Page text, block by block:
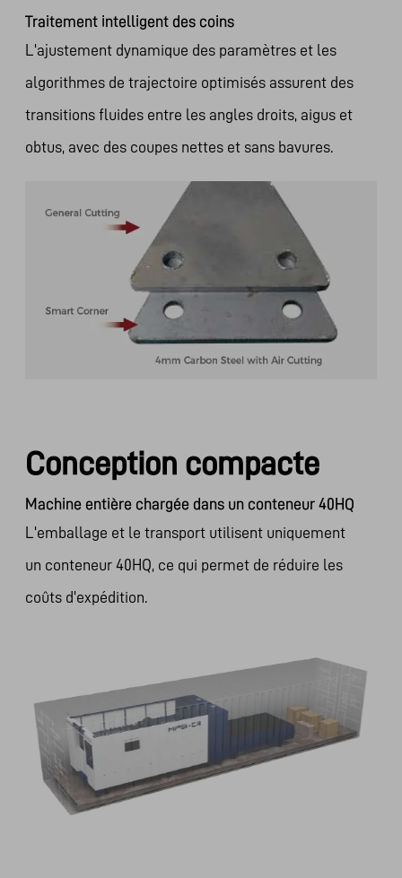
Traitement intelligent des coins
L'ajustement dynamique des paramètres et les
algorithmes de trajectoire optimisés assurent des
transitions fluides entre les angles droits, aigus et
obtus, avec des coupes nettes et sans bavures.
Conception compacte
Machine entière chargée dans un conteneur 40HQ
L'emballage et le transport utilisent uniquement
un conteneur 40HQ, ce qui permet de réduire les
coûts d'expédition.